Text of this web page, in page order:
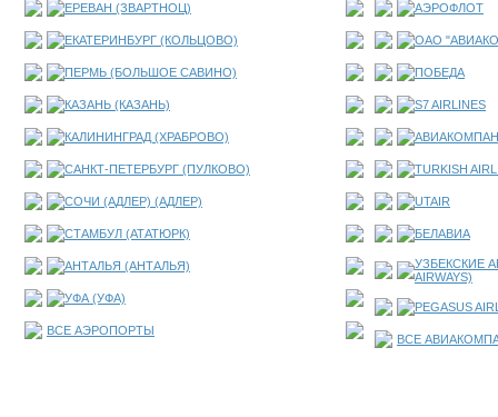
ЕРЕВАН (ЗВАРТНОЦ)
ЕКАТЕРИНБУРГ (КОЛЬЦОВО)
ПЕРМЬ (БОЛЬШОЕ САВИНО)
КАЗАНЬ (КАЗАНЬ)
КАЛИНИНГРАД (ХРАБРОВО)
САНКТ-ПЕТЕРБУРГ (ПУЛКОВО)
СОЧИ (АДЛЕР) (АДЛЕР)
СТАМБУЛ (АТАТЮРК)
АНТАЛЬЯ (АНТАЛЬЯ)
УФА (УФА)
ВСЕ АЭРОПОРТЫ
АЭРОФЛОТ
ОАО
ПОБЕДА
S7 AIRLINES
TURKISH
UTAIR
БЕЛАВИА
УЗБЕКСКИЕ
AIRWAYS)
PEGASUS
ВСЕ